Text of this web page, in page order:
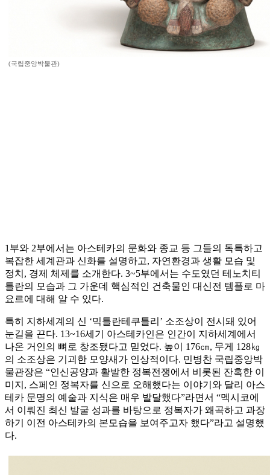
(국립중앙박물관)
1부와 2부에서는 아스테카의 문화와 종교 등 그들의 독특하고
복잡한 세계관과 신화를 설명하고, 자연환경과 생활 모습 및
정치, 경제 체제를 소개한다. 3~5부에서는 수도였던 테노치티
틀란의 모습과 그 가운데 핵심적인 건축물인 대신전 템플로 마
요르에 대해 알 수 있다.
특히 지하세계의 신 ‘믹틀란테쿠틀리’ 소조상이 전시돼 있어
눈길을 끈다. 13~16세기 아스테카인은 인간이 지하세계에서
나온 거인의 뼈로 창조됐다고 믿었다. 높이 176㎝, 무게 128㎏
의 소조상은 기괴한 모양새가 인상적이다. 민병찬 국립중앙박
물관장은 “인신공양과 활발한 정복전쟁에서 비롯된 잔혹한 이
미지, 스페인 정복자를 신으로 오해했다는 이야기와 달리 아스
테카 문명의 예술과 지식은 매우 발달했다”라면서 “멕시코에
서 이뤄진 최신 발굴 성과를 바탕으로 정복자가 왜곡하고 과장
하기 이전 아스테카의 본모습을 보여주고자 했다”라고 설명했
다.